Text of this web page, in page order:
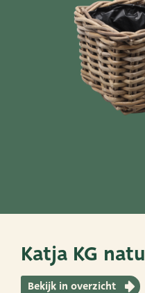
SNEL NAAR
PoTtEn
TC Concept
Katja KG
Bekijk in overzicht